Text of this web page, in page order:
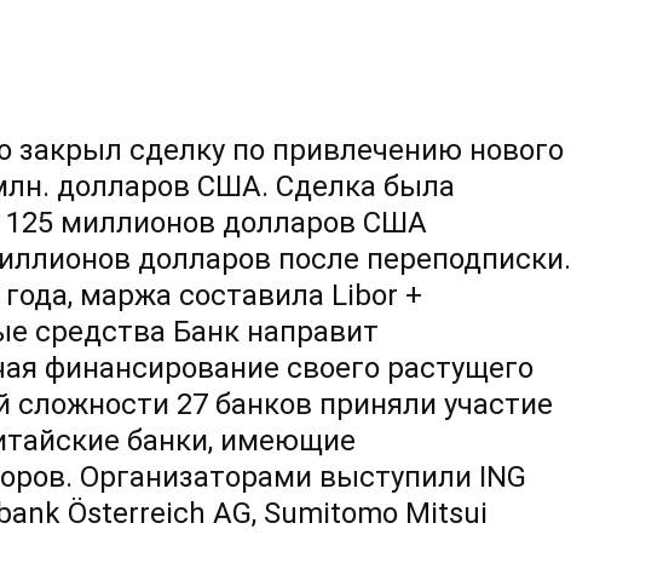
закрыл сделку по привлечению нового
долларов США. Сделка была
125 миллионов долларов США
долларов после переподписки.
маржа составила Libor +
средства Банк направит
финансирование своего растущего
27 банков приняли участие
банки, имеющие
Организаторами выступили ING
Österreich AG, Sumitomo Mitsui